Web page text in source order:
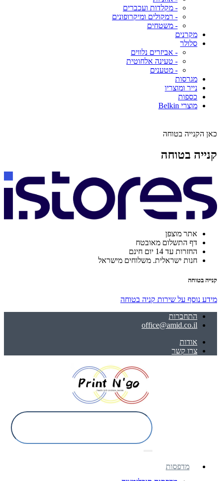
- מקלדות ועכברים
- רמקולים ומיקרופונים
- משטחים
מקרנים
סלולר
- אביזרים נלווים
- טעינה אלחוטית
- מטענים
מגרסות
נייר ומוצריו
כספות
מוצרי Belkin
כאן הקנייה בטוחה
קנייה בטוחה
אתר מוצפן
דף התשלום מאובטח
החזרות עד 14 יום חינם
חנות ישראלית. משלוחים מישראל
קנייה בטוחה
מידע נוסף על שירות קניה בטוחה
התחברות
office@amid.co.il
אודות
צרו קשר
מדפסות